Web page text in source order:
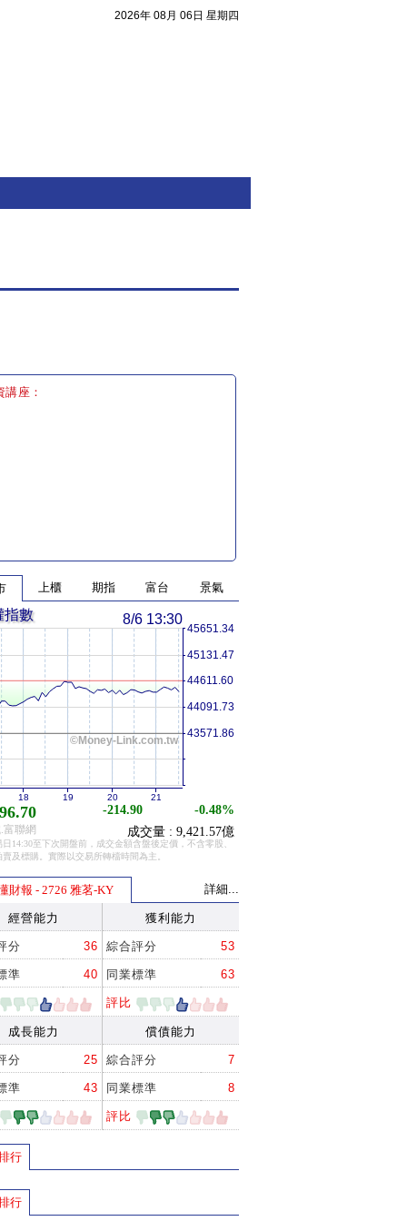
2026年 08月 06日 星期四
講座：
上櫃 期指 富台 景氣
©Money-Link.com.tw
8/6 13:30
-214.90
-0.48%
成交量 : 9,421.57億
指數
18 19 20 21
聯網
43571.86
44091.73
44611.60
45131.47
45651.34
14:30至下次開盤前，成交金額含盤後定價，不含零股、
及標購。實際以交易所轉檔時間為主。
財報 - 2726 雅茗-KY 詳細...
經營能力 獲利能力
分 36 綜合評分 53
準 40 同業標準 63
評比
成長能力 償債能力
分 25 綜合評分 7
準 43 同業標準 8
評比
行
行